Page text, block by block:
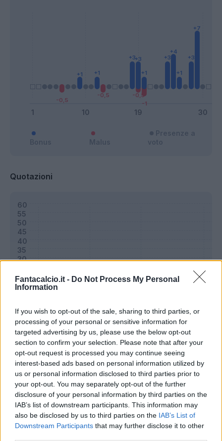
Fantacalcio.it - Do Not Process My Personal
Information
If you wish to opt-out of the sale, sharing to third parties, or
processing of your personal or sensitive information for
targeted advertising by us, please use the below opt-out
section to confirm your selection. Please note that after your
opt-out request is processed you may continue seeing
interest-based ads based on personal information utilized by
us or personal information disclosed to third parties prior to
your opt-out. You may separately opt-out of the further
disclosure of your personal information by third parties on the
IAB’s list of downstream participants. This information may
also be disclosed by us to third parties on the IAB’s List of
Downstream Participants that may further disclose it to other
Quotazioni
Classic Mantra
Riepilogo stagione
Titolare 25 - 83%
Entrato 1 - 3 %
Squalificato